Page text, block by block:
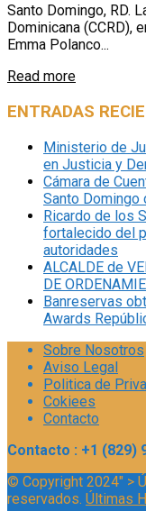
Santo Domingo, RD.
Dominicana (CCRD),
Emma Polanco...
Read more
ENTRADAS
Ministerio de
en Justicia y
Cámara de
Santo Domingo
Ricardo de los
fortalecido del
autoridades
ALCALDE de
DE
Banreservas
Awards
Sobre Nosotros
Aviso Legal
Politica de
Cokiees
Contacto
Contacto : +1 (829)
© Copyright 2024" >
reservados. Últimas